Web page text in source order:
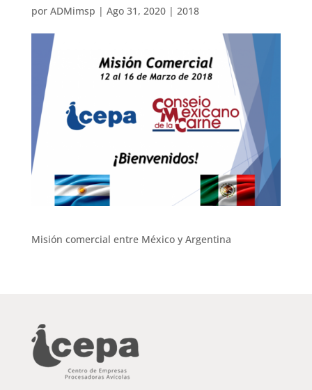
por ADMimsp | Ago 31, 2020| 2018
Misión comercial entre México y Argentina